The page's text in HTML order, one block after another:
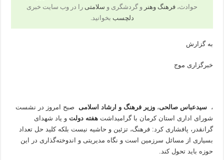
حوادث، فرهنگ وهنر و گردشگری و سلامتی را در وب سایت خبری
دلچسب بخوانید.
به گزارش
خبرگزاری موج
،سیدعباس صالحی،وزیر فرهنگ و ارشاد اسلامی صبح امروز در نشست
شورای اداری استان کرمان با گرامیداشتهفته دولت و یاد شهدای
گرانقدر، پافشاری کرد: فرهنگ، تزئین و حاشیه نیست بلکه کلید حل تعداد
بسیاری از مسائل سرزمین است و نگاه مدیریتی و اندوخته‌گذاری در این
حوزه باید تحول کند.